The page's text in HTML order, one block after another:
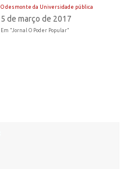
O desmonte da Universidade pública
5 de março de 2017
Em "Jornal O Poder Popular"